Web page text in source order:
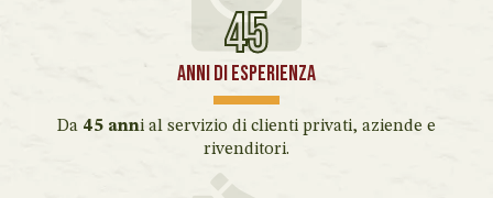
45
Anni di esperienza
Da 45 anni al servizio di clienti privati, aziende e
rivenditori.